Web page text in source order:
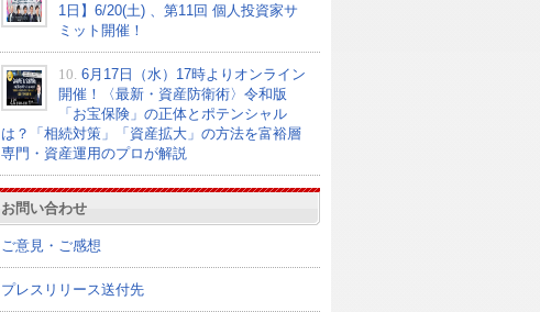
1日】6/20(土) 、第11回 個人投資家サ
ミット開催！
10. 6月17日（水）17時よりオンライン
開催！〈最新・資産防衛術〉令和版
「お宝保険」の正体とポテンシャル
は？「相続対策」「資産拡大」の方法を富裕層
専門・資産運用のプロが解説
お問い合わせ
ご意見・ご感想
プレスリリース送付先